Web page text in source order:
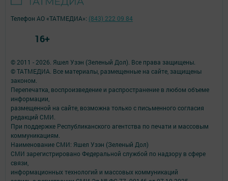
© 2011 - 2026. Яшел Узэн (Зеленый Дол). Все права защищены.
© ТАТМЕДИА. Все материалы, размещенные на сайте, защищены
законом.
Перепечатка, воспроизведение и распространение в любом объеме
информации,
размещенной на сайте, возможна только с письменного согласия
редакций СМИ.
При поддержке Республиканского агентства по печати и массовым
коммуникациям.
Наименование СМИ: Яшел Узэн (Зеленый Дол)
СМИ зарегистрировано Федеральной службой по надзору в сфере
связи,
информационных технологий и массовых коммуникаций
Телефон АО «ТАТМЕДИА»: (843) 222 09 84
16+